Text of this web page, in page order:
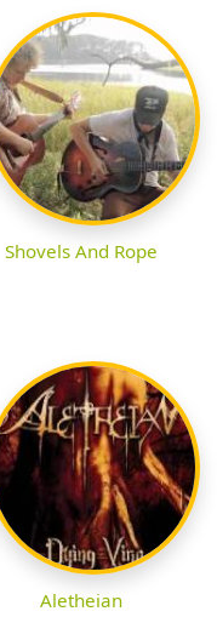
Shovels And Rope
Aletheian